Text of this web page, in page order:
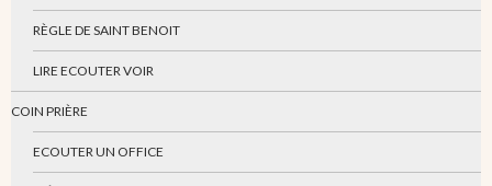
RÈGLE DE SAINT BENOIT
LIRE ECOUTER VOIR
COIN PRIÈRE
ECOUTER UN OFFICE